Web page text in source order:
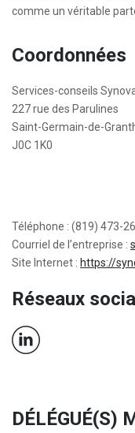
comme un véritable
Coordonnées
Services-conseils
227 rue des Parulines
Saint-Germain-de-
J0C 1K0
Téléphone : (819) 473-
Courriel de l’entreprise :
Site Internet : https://
Réseaux
DÉLÉGUÉ(S)